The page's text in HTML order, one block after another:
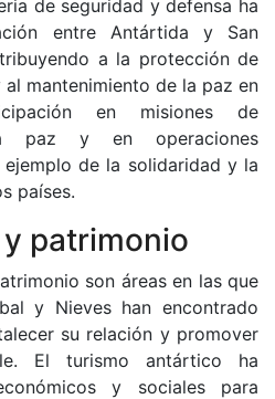
de seguridad y defensa ha
entre Antártida y San
a la protección de
al mantenimiento de la paz en
en misiones de
paz y en operaciones
de la solidaridad y la
países.
patrimonio
son áreas en las que
y Nieves han encontrado
su relación y promover
El turismo antártico ha
y sociales para